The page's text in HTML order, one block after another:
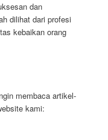
dan
dilihat dari profesi
kebaikan orang
membaca artikel-
kami: